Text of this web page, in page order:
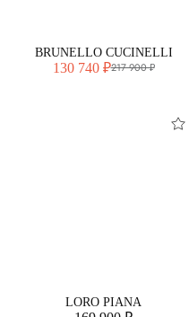
BRUNELLO CUCINELLI
130 740 ₽217 900 ₽
LORO PIANA